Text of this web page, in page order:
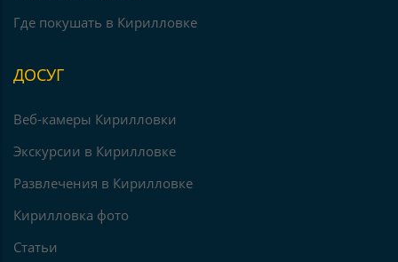
Где покушать в Кирилловке
ДОСУГ
Веб-камеры Кирилловки
Экскурсии в Кирилловке
Развлечения в Кирилловке
Кирилловка фото
Статьи